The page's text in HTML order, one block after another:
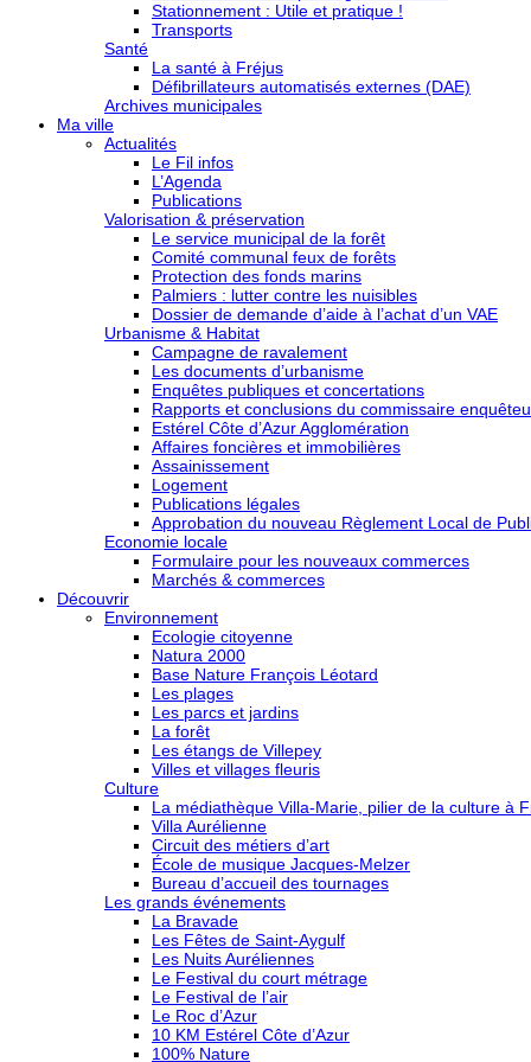
Stationnement : Utile et pratique !
Transports
Santé
La santé à Fréjus
Défibrillateurs automatisés externes (DAE)
Archives municipales
Ma ville
Actualités
Le Fil infos
L’Agenda
Publications
Valorisation & préservation
Le service municipal de la forêt
Comité communal feux de forêts
Protection des fonds marins
Palmiers : lutter contre les nuisibles
Dossier de demande d’aide à l’achat d’un VAE
Urbanisme & Habitat
Campagne de ravalement
Les documents d’urbanisme
Enquêtes publiques et concertations
Rapports et conclusions du commissaire
Estérel Côte d’Azur Agglomération
Affaires foncières et immobilières
Assainissement
Logement
Publications légales
Approbation du nouveau Règlement Local de
Economie locale
Formulaire pour les nouveaux commerces
Marchés & commerces
Découvrir
Environnement
Ecologie citoyenne
Natura 2000
Base Nature François Léotard
Les plages
Les parcs et jardins
La forêt
Les étangs de Villepey
Villes et villages fleuris
Culture
La médiathèque Villa-Marie, pilier de la culture à
Villa Aurélienne
Circuit des métiers d’art
École de musique Jacques-Melzer
Bureau d’accueil des tournages
Les grands événements
La Bravade
Les Fêtes de Saint-Aygulf
Les Nuits Auréliennes
Le Festival du court métrage
Le Festival de l’air
Le Roc d’Azur
10 KM Estérel Côte d’Azur
100% Nature